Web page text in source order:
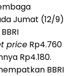
Jumat (12/9)
price Rp4.760
Rp4.180.
BBRI